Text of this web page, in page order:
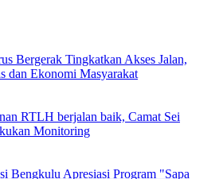
Bergerak Tingkatkan Akses Jalan,
dan Ekonomi Masyarakat
RTLH berjalan baik, Camat Sei
Monitoring
Bengkulu Apresiasi Program "Sapa